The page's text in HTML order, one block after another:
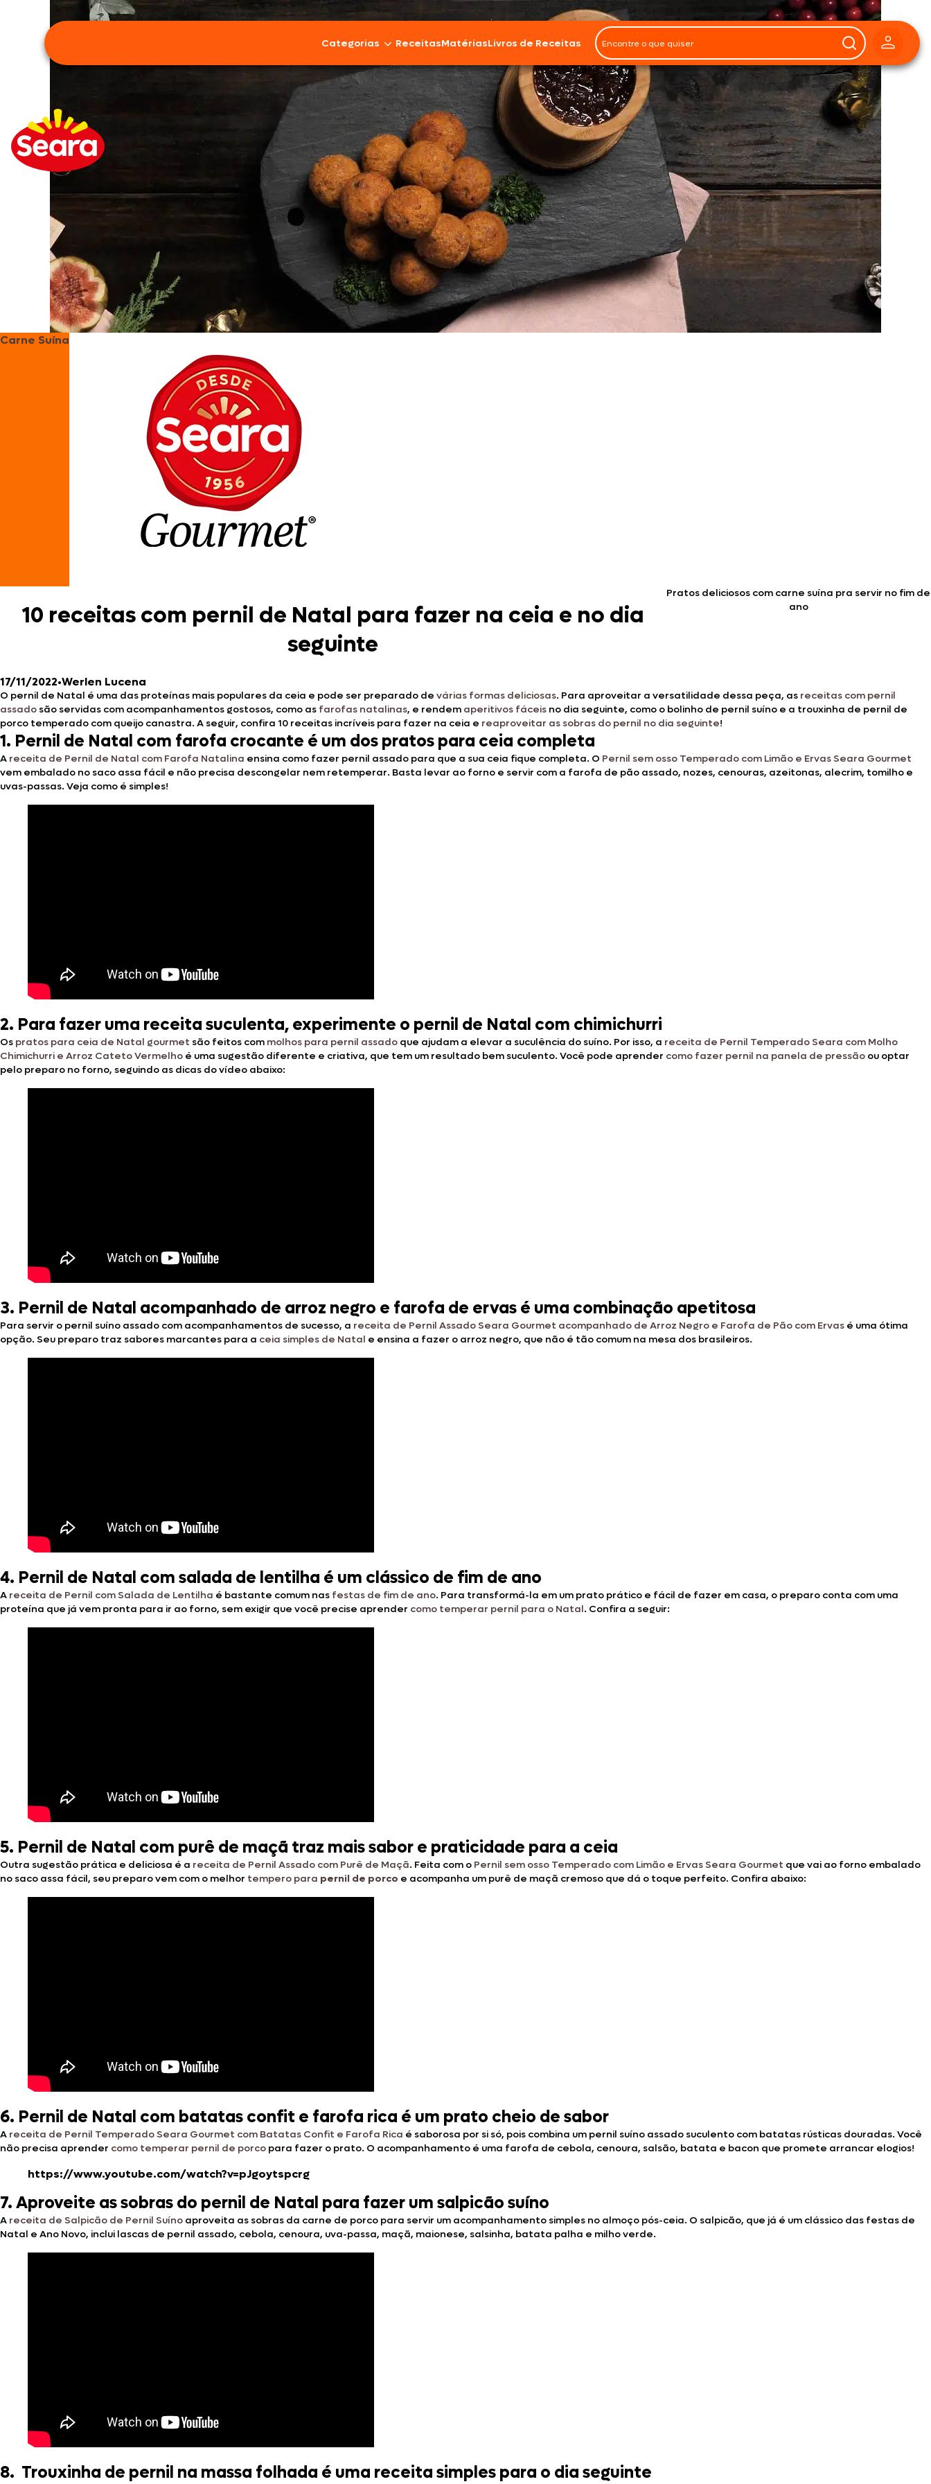
Categorias
Bovinos
Cordeiro
Carnes Suínas
Aves
Frios e Embutidos
Peixes e Frutos do Mar
100% Vegetal
Doces, Bolos e Sobremesas
ReceitasMatériasLivros de Receitas
Carne Suína
10 receitas com pernil de Natal para fazer na ceia e no dia
seguinte
Pratos deliciosos com carne suína pra servir no fim de
ano
17/11/2022•Werlen Lucena
O pernil de Natal é uma das proteínas mais populares da ceia e pode ser preparado de várias formas deliciosas. Para aproveitar a versatilidade dessa peça, as receitas com pernil
assado são servidas com acompanhamentos gostosos, como as farofas natalinas, e rendem aperitivos fáceis no dia seguinte, como o bolinho de pernil suíno e a trouxinha de pernil de
porco temperado com queijo canastra. A seguir, confira 10 receitas incríveis para fazer na ceia e reaproveitar as sobras do pernil no dia seguinte!
1. Pernil de Natal com farofa crocante é um dos pratos para ceia completa
A receita de Pernil de Natal com Farofa Natalina ensina como fazer pernil assado para que a sua ceia fique completa. O Pernil sem osso Temperado com Limão e Ervas Seara Gourmet
vem embalado no saco assa fácil e não precisa descongelar nem retemperar. Basta levar ao forno e servir com a farofa de pão assado, nozes, cenouras, azeitonas, alecrim, tomilho e
uvas-passas. Veja como é simples!
2. Para fazer uma receita suculenta, experimente o pernil de Natal com chimichurri
Os pratos para ceia de Natal gourmet são feitos com molhos para pernil assado que ajudam a elevar a suculência do suíno. Por isso, a receita de Pernil Temperado Seara com Molho
Chimichurri e Arroz Cateto Vermelho é uma sugestão diferente e criativa, que tem um resultado bem suculento. Você pode aprender como fazer pernil na panela de pressão ou optar
pelo preparo no forno, seguindo as dicas do vídeo abaixo:
3. Pernil de Natal acompanhado de arroz negro e farofa de ervas é uma combinação apetitosa
Para servir o pernil suíno assado com acompanhamentos de sucesso, a receita de Pernil Assado Seara Gourmet acompanhado de Arroz Negro e Farofa de Pão com Ervas é uma ótima
opção. Seu preparo traz sabores marcantes para a ceia simples de Natal e ensina a fazer o arroz negro, que não é tão comum na mesa dos brasileiros.
4. Pernil de Natal com salada de lentilha é um clássico de fim de ano
A receita de Pernil com Salada de Lentilha é bastante comum nas festas de fim de ano. Para transformá-la em um prato prático e fácil de fazer em casa, o preparo conta com uma
proteína que já vem pronta para ir ao forno, sem exigir que você precise aprender como temperar pernil para o Natal. Confira a seguir:
5. Pernil de Natal com purê de maçã traz mais sabor e praticidade para a ceia
Outra sugestão prática e deliciosa é a receita de Pernil Assado com Purê de Maçã. Feita com o Pernil sem osso Temperado com Limão e Ervas Seara Gourmet que vai ao forno embalado
no saco assa fácil, seu preparo vem com o melhor tempero para pernil de porco e acompanha um purê de maçã cremoso que dá o toque perfeito. Confira abaixo:
6. Pernil de Natal com batatas confit e farofa rica é um prato cheio de sabor
A receita de Pernil Temperado Seara Gourmet com Batatas Confit e Farofa Rica é saborosa por si só, pois combina um pernil suíno assado suculento com batatas rústicas douradas. Você
não precisa aprender como temperar pernil de porco para fazer o prato. O acompanhamento é uma farofa de cebola, cenoura, salsão, batata e bacon que promete arrancar elogios!
https://www.youtube.com/watch?v=pJgoytspcrg
7. Aproveite as sobras do pernil de Natal para fazer um salpicão suíno
A receita de Salpicão de Pernil Suíno aproveita as sobras da carne de porco para servir um acompanhamento simples no almoço pós-ceia. O salpicão, que já é um clássico das festas de
Natal e Ano Novo, inclui lascas de pernil assado, cebola, cenoura, uva-passa, maçã, maionese, salsinha, batata palha e milho verde.
8. Trouxinha de pernil na massa folhada é uma receita simples para o dia seguinte